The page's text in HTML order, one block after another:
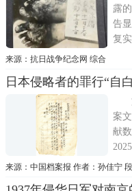
研
露
告
复
示
象
陷
注
来源：抗日战争纪念网 综合
日本侵略者的罪行“自
案
献
《
来源：中国档案报 作者：孙佳宁